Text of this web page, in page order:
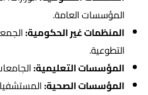
المؤسسات العامة.
المنظمات غير الحكومية:
التطوعية.
المؤسسات التعليمية:
المؤسسات الصحية: